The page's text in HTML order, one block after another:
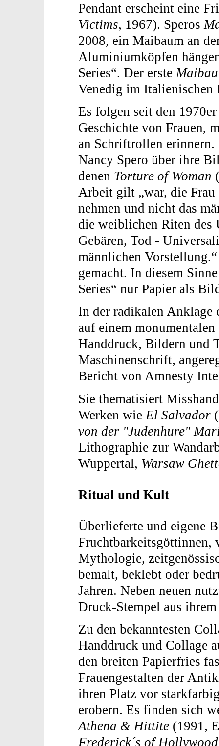
Pendant erscheint eine
Victims, 1967). Speros
2008, ein Maibaum an
Aluminiumköpfen
Series“. Der erste
Venedig im Italienischen
Es folgen seit den
Geschichte von Frauen,
an Schriftrollen
Nancy Spero über ihre
denen Torture of Woman
Arbeit gilt „war, die
nehmen und nicht das
die weiblichen Riten des
Gebären, Tod -
männlichen
gemacht. In diesem
Series“ nur Papier als
In der radikalen Anklage
auf einem
Handdruck, Bildern und
Maschinenschrift,
Bericht von Amnesty
Sie thematisiert
Werken wie El Salvador
von der "Judenhure"
Lithographie zur
Wuppertal, Warsaw
Ritual und Kult
Überlieferte und eigene
Fruchtbarkeitsgöttinnen,
Mythologie,
bemalt, beklebt oder
Jahren. Neben neuen
Druck-Stempel aus
Zu den bekanntesten
Handdruck und Collage
den breiten Papierfries
Frauengestalten der
ihren Platz vor
erobern. Es finden sich
Athena & Hittite (1991,
Frederick´s of